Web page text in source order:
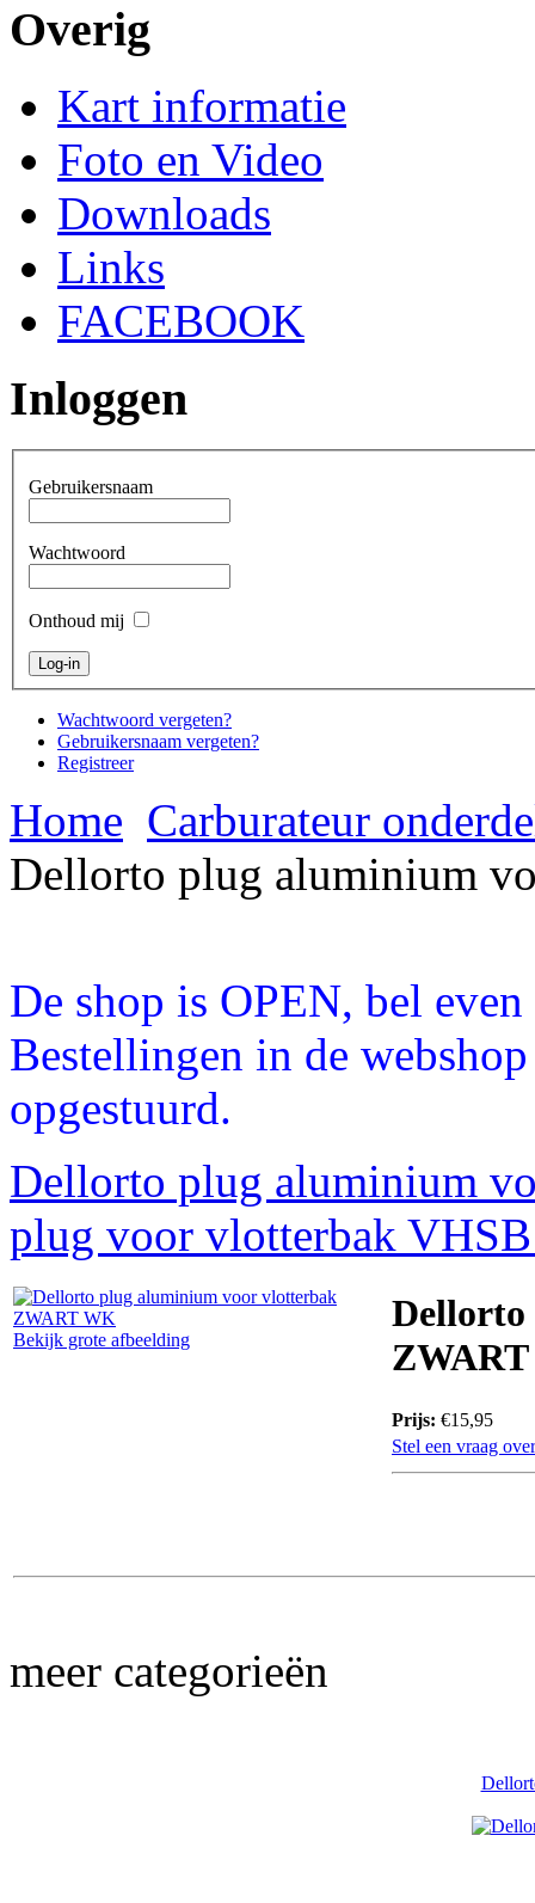
Overig
Kart informatie
Foto en Video
Downloads
Links
FACEBOOK
Inloggen
Gebruikersnaam
Wachtwoord
Onthoud mij
Wachtwoord vergeten?
Gebruikersnaam vergeten?
Registreer
Home Carburateur
Dellorto plug aluminium
De shop is OPEN, bel
Bestellingen in de
opgestuurd.
Dellorto plug aluminium
plug voor vlotterbak
Bekijk grote afbeelding
Prijs: €15,95
Stel een vraag
meer categorieën